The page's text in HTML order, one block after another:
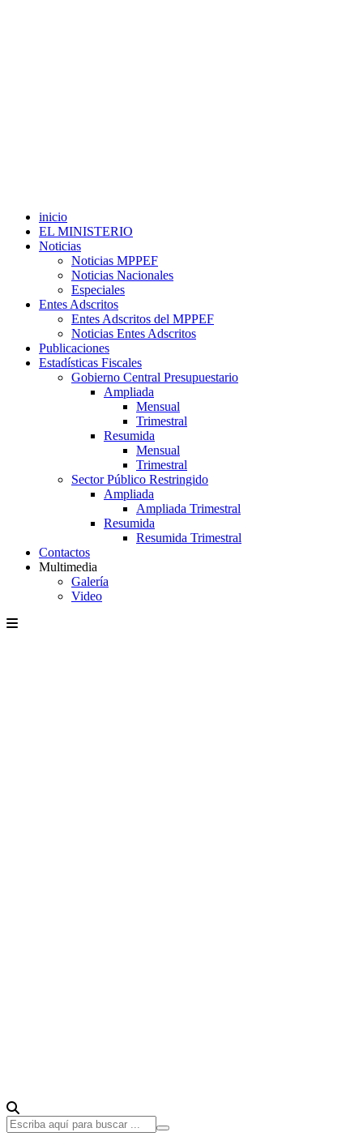
inicio
EL MINISTERIO
Noticias
Noticias MPPEF
Noticias Nacionales
Especiales
Entes Adscritos
Entes Adscritos del MPPEF
Noticias Entes Adscritos
Publicaciones
Estadísticas Fiscales
Gobierno Central Presupuestario
Ampliada
Mensual
Trimestral
Resumida
Mensual
Trimestral
Sector Público Restringido
Ampliada
Ampliada Trimestral
Resumida
Resumida Trimestral
Contactos
Multimedia
Galería
Video